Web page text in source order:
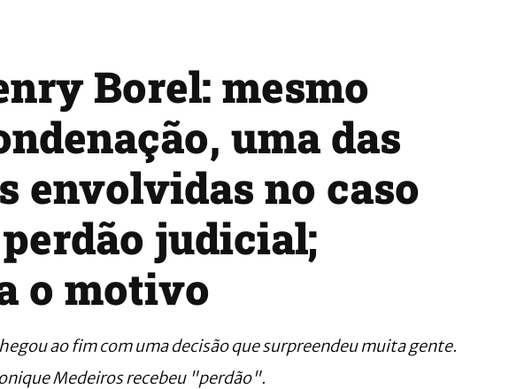
Borel: mesmo
uma das
envolvidas no caso
judicial;
o motivo
ao fim com uma decisão que surpreendeu muita gente.
Medeiros recebeu "perdão".